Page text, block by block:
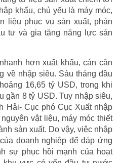
khẩu, chủ yếu là máy móc,
liệu phục vụ sản xuất, phản
tư và gia tăng năng lực sản
hơn xuất khẩu, cán cân
về nhập siêu. Sáu tháng đầu
16,65 tỷ USD, trong khi
gần 8 tỷ USD. Tuy nhập siêu,
Hải- Cục phó Cục Xuất nhập
vật liệu, máy móc thiết
sản xuất. Do vậy, việc nhập
doanh nghiệp để đáp ứng
sự phục hồi mạnh của hoạt